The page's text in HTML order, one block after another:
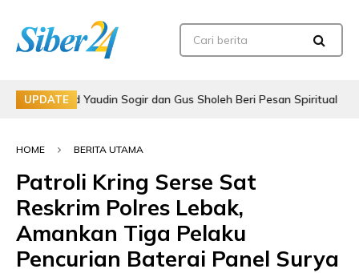
UPDATE
Yaudin Sogir dan Gus Sholeh Beri Pesan Spiritual
HOME BERITA UTAMA
Patroli Kring Serse Sat
Reskrim Polres Lebak,
Amankan Tiga Pelaku
Pencurian Baterai Panel Surya